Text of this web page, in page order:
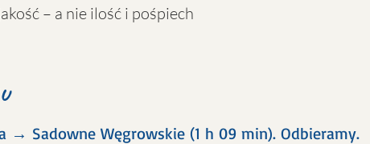
– a nie ilość i pośpiech
→ Sadowne Węgrowskie (1 h 09 min). Odbieramy.